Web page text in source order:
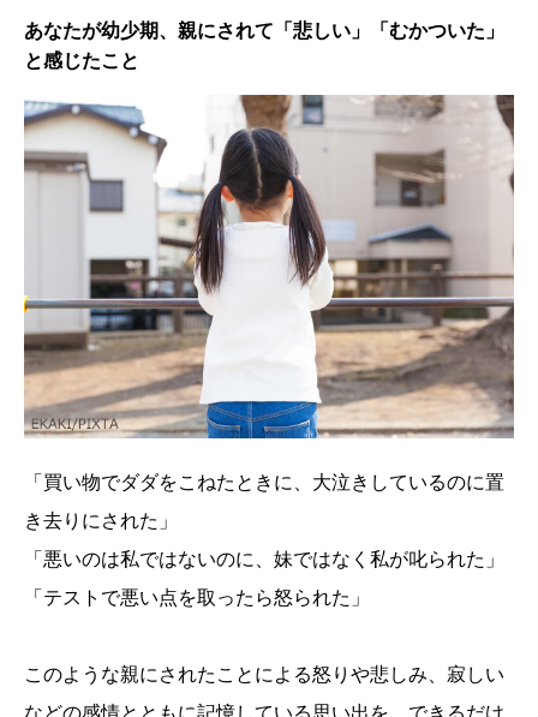
あなたが幼少期、親にされて「悲しい」「むかついた」
と感じたこと
「買い物でダダをこねたときに、大泣きしているのに置
き去りにされた」
「悪いのは私ではないのに、妹ではなく私が叱られた」
「テストで悪い点を取ったら怒られた」
このような親にされたことによる怒りや悲しみ、寂しい
などの感情とともに記憶している思い出を、できるだけ